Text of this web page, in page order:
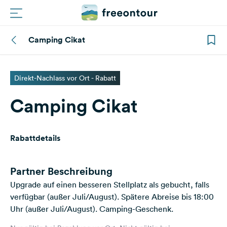
Routen
Plätze
Einloggen
Newsletter
Camping Cikat
Direkt-Nachlass vor Ort - Rabatt
Camping Cikat
Rabattdetails
Partner Beschreibung
Upgrade auf einen besseren Stellplatz als gebucht, falls
verfügbar (außer Juli/August). Spätere Abreise bis 18:00
Uhr (außer Juli/August). Camping-Geschenk.